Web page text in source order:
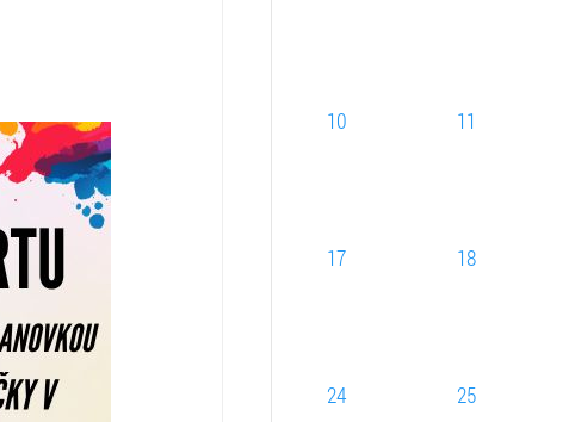
10 11
17 18
24 25